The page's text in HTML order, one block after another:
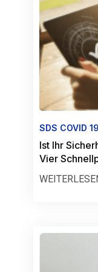
SDS COVID 19
Ist Ihr
Vier